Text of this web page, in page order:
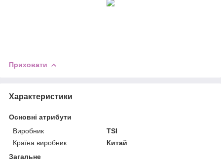
Приховати
Характеристики
Основні атрибути
Виробник
TSI
Країна виробник
Китай
Загальне